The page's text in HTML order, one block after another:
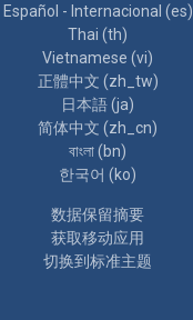
Español - Internacional ‎(es)‎
Thai ‎(th)‎
Vietnamese ‎(vi)‎
正體中文 ‎(zh_tw)‎
日本語 ‎(ja)‎
简体中文 ‎(zh_cn)‎
বাংলা ‎(bn)‎
한국어 ‎(ko)‎
‎数据保留摘要‎
获取移动应用
切换到标准主题